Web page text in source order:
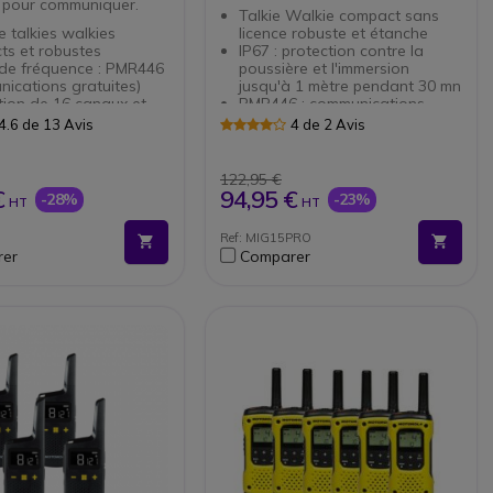
communiquer.
talkies walkies
et robustes
fréquence : PMR446
gratuites)
de 16 canaux et
canaux
HD: suppression
des bruits
libres disponible
iVOX: détection
de la voix
jusqu’à 8km
et les projections
de 13 Avis
HT -28%
Talkie Walkie compact sans
licence robuste et étanche
IP67 : protection contre la
poussière et l'immersion
jusqu'à 1 mètre pendant 30 mn
PMR446 : communications
gratuites jusqu'à 10 km
communication
4 de 2 Avis
122,95 €
94,95 € HT -23%
Ref: MIG15PRO
Comparer